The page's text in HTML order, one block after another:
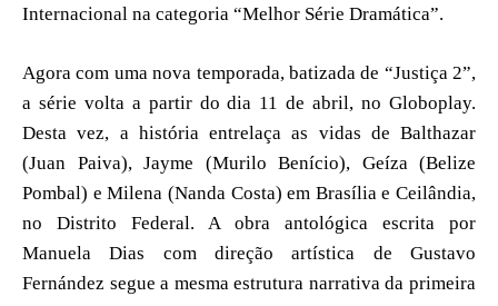
Internacional na categoria “Melhor Série Dramática”.
Agora com uma nova temporada, batizada de “Justiça 2”,
a série volta a partir do dia 11 de abril, no Globoplay.
Desta vez, a história entrelaça as vidas de Balthazar
(Juan Paiva), Jayme (Murilo Benício), Geíza (Belize
Pombal) e Milena (Nanda Costa) em Brasília e Ceilândia,
no Distrito Federal. A obra antológica escrita por
Manuela Dias com direção artística de Gustavo
Fernández segue a mesma estrutura narrativa da primeira